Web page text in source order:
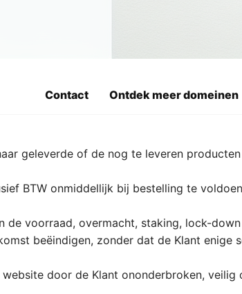
Contact Ontdek meer domeinen
geleverde of de nog te leveren
BTW onmiddellijk bij bestelling te
de voorraad, overmacht, staking, lock-
beëindigen, zonder dat de Klant enige
door de Klant ononderbroken,